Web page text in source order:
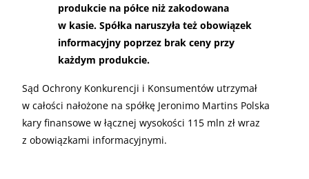
produkcie na półce niż zakodowana
w kasie. Spółka naruszyła też obowiązek
informacyjny poprzez brak ceny przy
każdym produkcie.
Sąd Ochrony Konkurencji i Konsumentów utrzymał
w całości nałożone na spółkę Jeronimo Martins Polska
kary finansowe w łącznej wysokości 115 mln zł wraz
z obowiązkami informacyjnymi.